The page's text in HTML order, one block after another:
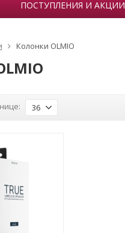
ПОСТУПЛЕНИЯ И АКЦИИ
Колонки OLMIO
36